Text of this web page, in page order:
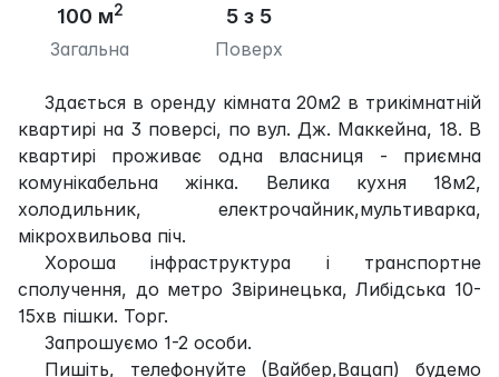
100 м2
Загальна
5 з 5
Поверх
Здається в оренду кімната 20м2 в трикімнатній
квартирі на 3 поверсі, по вул. Дж. Маккейна, 18. В
квартирі проживає одна власниця - приємна
комунікабельна жінка. Велика кухня 18м2,
холодильник, електрочайник,мультиварка,
мікрохвильова піч.
Хороша інфраструктура і транспортне
сполучення, до метро Звіринецька, Либідська 10-
15хв пішки. Торг.
Запрошуємо 1-2 особи.
Пишіть, телефонуйте (Вайбер,Вацап) будемо